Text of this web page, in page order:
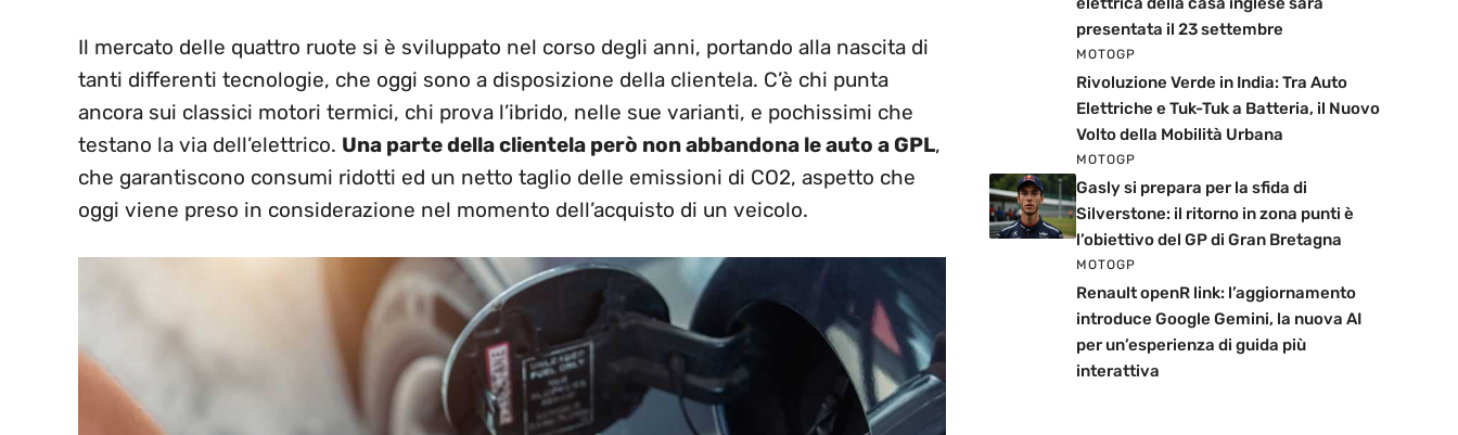
Il mercato delle quattro ruote si è sviluppato nel corso degli anni, portando alla nascita di
tanti differenti tecnologie, che oggi sono a disposizione della clientela. C’è chi punta
ancora sui classici motori termici, chi prova l’ibrido, nelle sue varianti, e pochissimi che
testano la via dell’elettrico. Una parte della clientela però non abbandona le auto a GPL,
che garantiscono consumi ridotti ed un netto taglio delle emissioni di CO2, aspetto che
oggi viene preso in considerazione nel momento dell’acquisto di un veicolo.
presentata il 23 settembre
MOTOGP
Rivoluzione Verde in India: Tra Auto
Elettriche e Tuk-Tuk a Batteria, il Nuovo
Volto della Mobilità Urbana
MOTOGP
Gasly si prepara per la sfida di
Silverstone: il ritorno in zona punti è
l’obiettivo del GP di Gran Bretagna
MOTOGP
Renault openR link: l’aggiornamento
introduce Google Gemini, la nuova AI
per un’esperienza di guida più
interattiva